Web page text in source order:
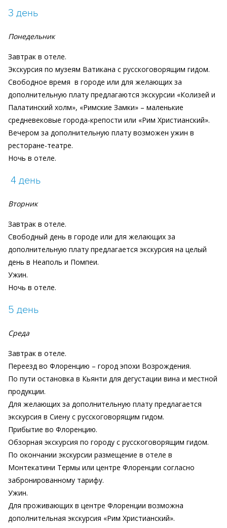
3 день
Понедельник
Завтрак в отеле.
Экскурсия по музеям Ватикана с русскоговорящим гидом.
Свободное время в городе или для желающих за
дополнительную плату предлагаются экскурсии «Колизей и
Палатинский холм», «Римские Замки» – маленькие
средневековые города-крепости или «Рим Христианский».
Вечером за дополнительную плату возможен ужин в
ресторане-театре.
Ночь в отеле.
4 день
Вторник
Завтрак в отеле.
Свободный день в городе или для желающих за
дополнительную плату предлагается экскурсия на целый
день в Неаполь и Помпеи.
Ужин.
Ночь в отеле.
5 день
Среда
Завтрак в отеле.
Переезд во Флоренцию – город эпохи Возрождения.
По пути остановка в Кьянти для дегустации вина и местной
продукции.
Для желающих за дополнительную плату предлагается
экскурсия в Сиену с русскоговорящим гидом.
Прибытие во Флоренцию.
Обзорная экскурсия по городу с русскоговорящим гидом.
По окончании экскурсии размещение в отеле в
Монтекатини Термы или центре Флоренции согласно
забронированному тарифу.
Ужин.
Для проживающих в центре Флоренции возможна
дополнительная экскурсия «Рим Христианский».